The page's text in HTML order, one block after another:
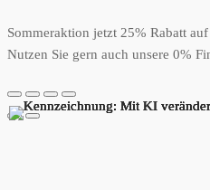
Sommeraktion jetzt 25% Rabatt
Nutzen Sie gern auch unsere 0%